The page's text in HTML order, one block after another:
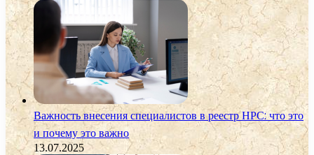
Важность внесения специалистов в реестр НРС: что это
и почему это важно
13.07.2025